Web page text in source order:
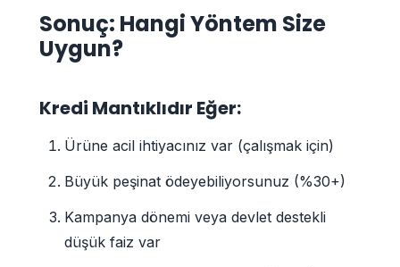
Sonuç: Hangi Yöntem Size
Uygun?
Kredi Mantıklıdır Eğer:
Ürüne acil ihtiyacınız var (çalışmak için)
Büyük peşinat ödeyebiliyorsunuz (%30+)
Kampanya dönemi veya devlet destekli
düşük faiz var